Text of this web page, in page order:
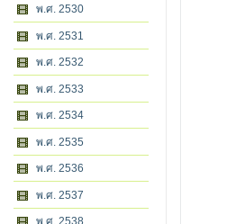
พ.ศ. 2530
พ.ศ. 2531
พ.ศ. 2532
พ.ศ. 2533
พ.ศ. 2534
พ.ศ. 2535
พ.ศ. 2536
พ.ศ. 2537
พ.ศ. 2538